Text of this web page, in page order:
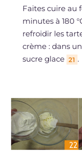
Faites cuire au
minutes à 180
refroidir les
crème : dans
sucre glace 21 .